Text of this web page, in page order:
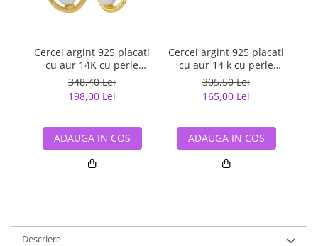
Cercei argint 925 placati
cu aur 14K cu perle
naturale
348,40 Lei
198,00 Lei
ADAUGA IN COS
Cercei argint 925 placati
cu aur 14 k cu perle
naturale
305,50 Lei
165,00 Lei
ADAUGA IN COS
Descriere